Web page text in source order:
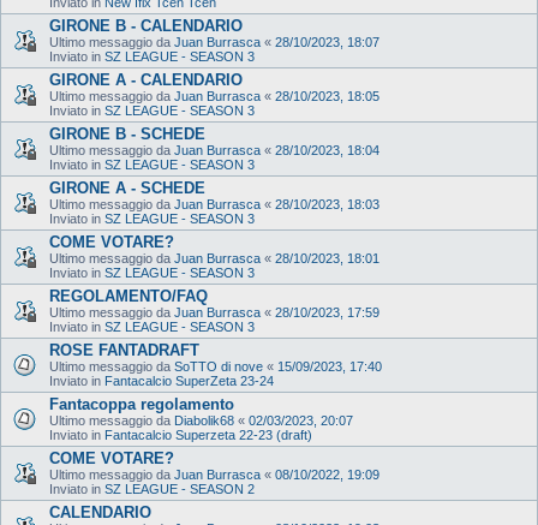
GIRONE B - CALENDARIO
Ultimo messaggio da Juan Burrasca « 28/10/2023, 18:07
Inviato in SZ LEAGUE - SEASON 3
GIRONE A - CALENDARIO
Ultimo messaggio da Juan Burrasca « 28/10/2023, 18:05
Inviato in SZ LEAGUE - SEASON 3
GIRONE B - SCHEDE
Ultimo messaggio da Juan Burrasca « 28/10/2023, 18:04
Inviato in SZ LEAGUE - SEASON 3
GIRONE A - SCHEDE
Ultimo messaggio da Juan Burrasca « 28/10/2023, 18:03
Inviato in SZ LEAGUE - SEASON 3
COME VOTARE?
Ultimo messaggio da Juan Burrasca « 28/10/2023, 18:01
Inviato in SZ LEAGUE - SEASON 3
REGOLAMENTO/FAQ
Ultimo messaggio da Juan Burrasca « 28/10/2023, 17:59
Inviato in SZ LEAGUE - SEASON 3
ROSE FANTADRAFT
Ultimo messaggio da SoTTO di nove « 15/09/2023, 17:40
Inviato in Fantacalcio SuperZeta 23-24
Fantacoppa regolamento
Ultimo messaggio da Diabolik68 « 02/03/2023, 20:07
Inviato in Fantacalcio Superzeta 22-23 (draft)
COME VOTARE?
Ultimo messaggio da Juan Burrasca « 08/10/2022, 19:09
Inviato in SZ LEAGUE - SEASON 2
CALENDARIO